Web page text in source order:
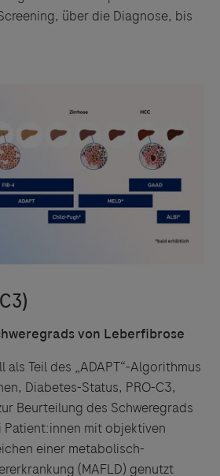
über die Diagnose, bis
von Leberfibrose
als Teil des „ADAPT“-Algorithmus
Diabetes-Status, PRO-C3,
Beurteilung des Schweregrads
mit objektiven
einer metabolisch-
(MAFLD) genutzt